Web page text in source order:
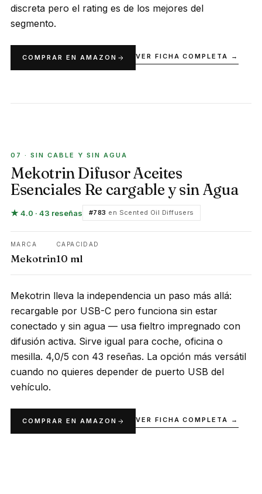
discreta pero el rating es de los mejores del
segmento.
COMPRAR EN AMAZON VER FICHA COMPLETA →
07 · SIN CABLE Y SIN AGUA
Mekotrin Difusor Aceites
Esenciales Re cargable y sin Agua
★ 4.0 · 43 reseñas #783 en Scented Oil Diffusers
MARCA
Mekotrin
CAPACIDAD
10 ml
Mekotrin lleva la independencia un paso más allá:
recargable por USB-C pero funciona sin estar
conectado y sin agua — usa fieltro impregnado con
difusión activa. Sirve igual para coche, oficina o
mesilla. 4,0/5 con 43 reseñas. La opción más versátil
cuando no quieres depender de puerto USB del
vehículo.
COMPRAR EN AMAZON VER FICHA COMPLETA →